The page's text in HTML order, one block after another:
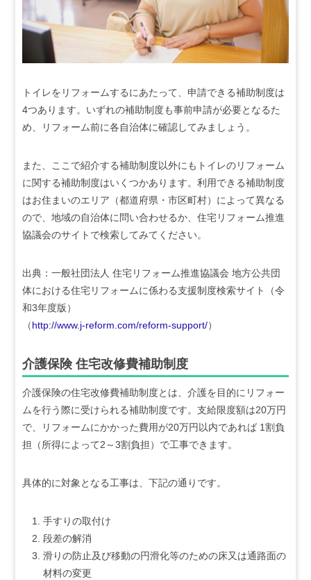
トイレをリフォームするにあたって、申請できる補助制度は
4つあります。いずれの補助制度も事前申請が必要となるた
め、リフォーム前に各自治体に確認してみましょう。
また、ここで紹介する補助制度以外にもトイレのリフォーム
に関する補助制度はいくつかあります。利用できる補助制度
はお住まいのエリア（都道府県・市区町村）によって異なる
ので、地域の自治体に問い合わせるか、住宅リフォーム推進
協議会のサイトで検索してみてください。
出典：一般社団法人 住宅リフォーム推進協議会 地方公共団
体における住宅リフォームに係わる支援制度検索サイト（令
和3年度版）
（http://www.j-reform.com/reform-support/）
介護保険 住宅改修費補助制度
介護保険の住宅改修費補助制度とは、介護を目的にリフォー
ムを行う際に受けられる補助制度です。支給限度額は20万円
で、リフォームにかかった費用が20万円以内であれば 1割負
担（所得によって2～3割負担）で工事できます。
具体的に対象となる工事は、下記の通りです。
手すりの取付け
段差の解消
滑りの防止及び移動の円滑化等のための床又は通路面の
材料の変更